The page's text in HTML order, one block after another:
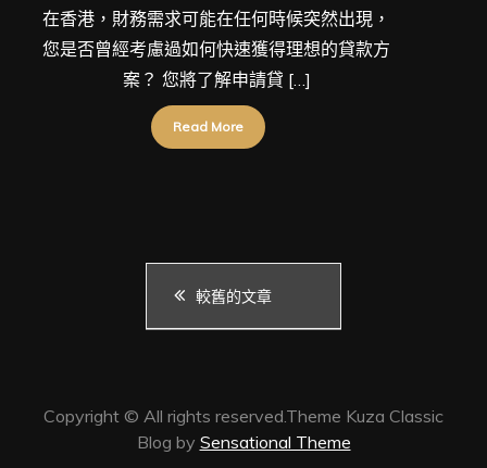
在香港，財務需求可能在任何時候突然出現，
您是否曾經考慮過如何快速獲得理想的貸款方
案？ 您將了解申請貸 […]
Read More
導
較舊的文章
Copyright © All rights reserved.Theme Kuza Classic
Blog by Sensational Theme